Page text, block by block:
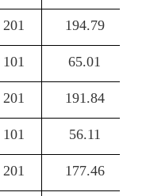
201 194.79
101 65.01
201 191.84
101 56.11
201 177.46